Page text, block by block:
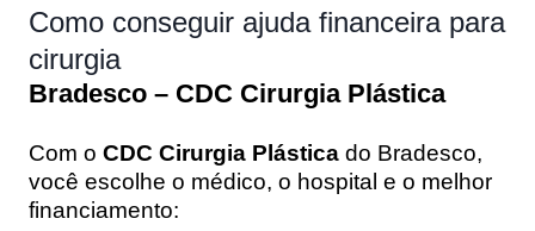
Como conseguir ajuda financeira para
cirurgia
Bradesco – CDC Cirurgia Plástica
Com o CDC Cirurgia Plástica do Bradesco,
você escolhe o médico, o hospital e o melhor
financiamento: